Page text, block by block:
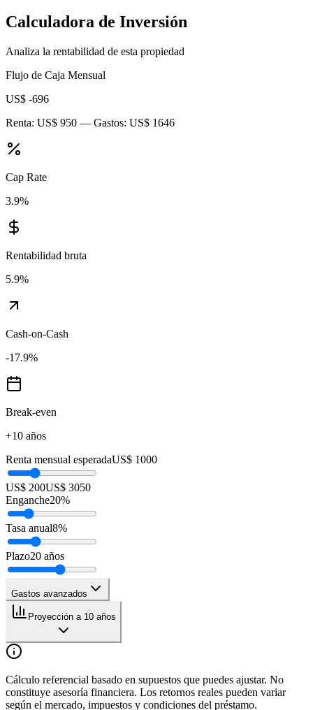
Calculadora de Inversión
Analiza la rentabilidad de esta propiedad
Flujo de Caja Mensual
US$ -696
Renta: US$ 950 — Gastos: US$ 1646
Cap Rate
3.9%
Rentabilidad bruta
5.9%
Cash-on-Cash
-17.9%
Break-even
+10 años
Renta mensual esperadaUS$ 1000
US$ 200US$ 3050
Enganche20%
Tasa anual8%
Plazo20 años
Gastos avanzados
Proyección a 10 años
Cálculo referencial basado en supuestos que puedes ajustar. No
constituye asesoría financiera. Los retornos reales pueden variar
según el mercado, impuestos y condiciones del préstamo.